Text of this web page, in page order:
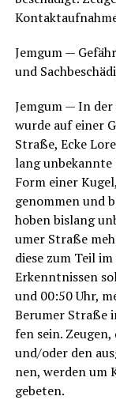
Jem­gum —
und
Jem­gum — In
wur­de auf einer
Stra­ße, Ecke
lang unbe­kann­te
Form einer
genom­men und
hoben bis­lang
umer Stra­ße
die­se zum Teil
Erkennt­nis­sen
und 00:50 Uhr,
Ber­umer Stra­ße
fen sein.
und/oder den
nen, wer­den um
gebeten.